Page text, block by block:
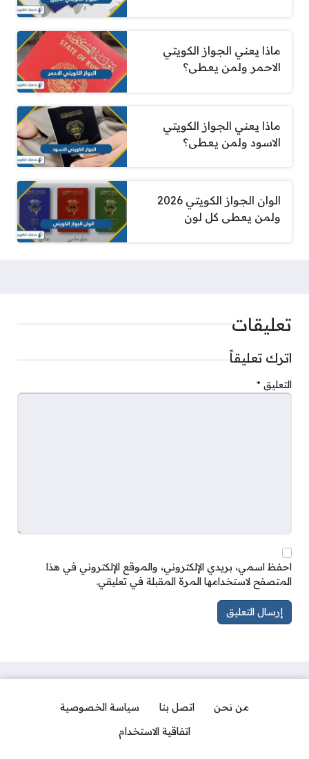
ماذا يعني الجواز الكويتي
الاحمر ولمن يعطى؟
ماذا يعني الجواز الكويتي
الاسود ولمن يعطى؟
الوان الجواز الكويتي 2026
ولمن يعطى كل لون
تعليقات
اترك تعليقاً
التعليق *
احفظ اسمي، بريدي الإلكتروني، والموقع الإلكتروني في هذا
المتصفح لاستخدامها المرة المقبلة في تعليقي.
من نحن اتصل بنا
سياسة الخصوصية
اتفاقية الاستخدام